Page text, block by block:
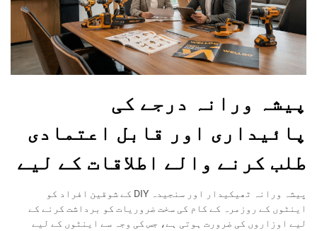
پیشہ ورانہ درجے کی
پائیداری اور قابل اعتمادی
طلب کرنے والے اطلاقات کے لیے
پیشہ ورانہ ٹھیکیدار اور سنجیدہ DIY کے شوقین افراد کو
اینٹوں کے روزمرہ کے کام کی سخت ضروریات کو برداشت کرنے کے
لیے اوزاروں کی ضرورت ہوتی ہے، جس کی وجہ سے اینٹوں کے لیے